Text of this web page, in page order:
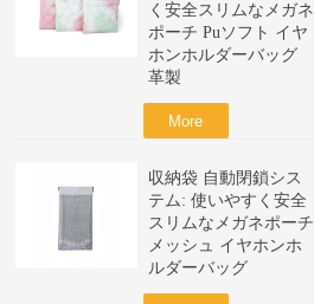
く安全スリムなメガネ
ポーチ Puソフト イヤ
ホンホルダーバッグ
革製
More
収納袋 自動閉鎖シス
テム: 使いやすく安全
スリムなメガネポーチ
メッシュ イヤホンホ
ルダーバッグ